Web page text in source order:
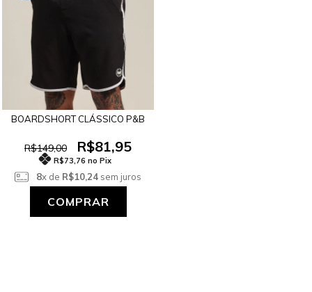
BOARDSHORT CLÁSSICO P&B
R$149,00 R$81,95
R$73,76 no Pix
8x de R$10,24sem juros
COMPRAR